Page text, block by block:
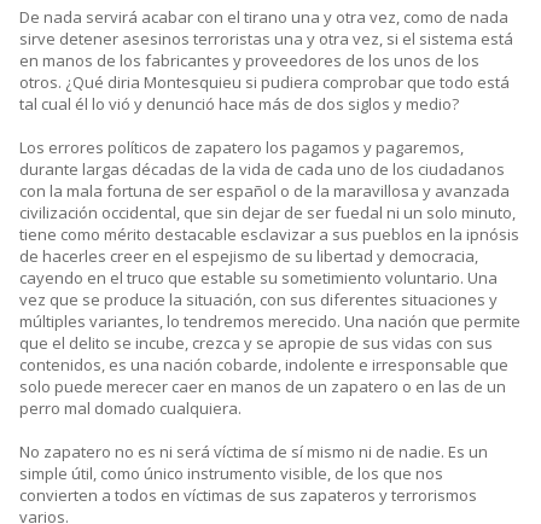
De nada servirá acabar con el tirano una y otra vez, como de nada
sirve detener asesinos terroristas una y otra vez, si el sistema está
en manos de los fabricantes y proveedores de los unos de los
otros. ¿Qué diria Montesquieu si pudiera comprobar que todo está
tal cual él lo vió y denunció hace más de dos siglos y medio?
Los errores políticos de zapatero los pagamos y pagaremos,
durante largas décadas de la vida de cada uno de los ciudadanos
con la mala fortuna de ser español o de la maravillosa y avanzada
civilización occidental, que sin dejar de ser fuedal ni un solo minuto,
tiene como mérito destacable esclavizar a sus pueblos en la ipnósis
de hacerles creer en el espejismo de su libertad y democracia,
cayendo en el truco que estable su sometimiento voluntario. Una
vez que se produce la situación, con sus diferentes situaciones y
múltiples variantes, lo tendremos merecido. Una nación que permite
que el delito se incube, crezca y se apropie de sus vidas con sus
contenidos, es una nación cobarde, indolente e irresponsable que
solo puede merecer caer en manos de un zapatero o en las de un
perro mal domado cualquiera.
No zapatero no es ni será víctima de sí mismo ni de nadie. Es un
simple útil, como único instrumento visible, de los que nos
convierten a todos en víctimas de sus zapateros y terrorismos
varios.